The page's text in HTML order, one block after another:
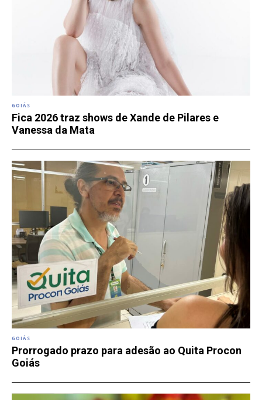
GOIÁS
Fica 2026 traz shows de Xande de Pilares e
Vanessa da Mata
GOIÁS
Prorrogado prazo para adesão ao Quita Procon
Goiás